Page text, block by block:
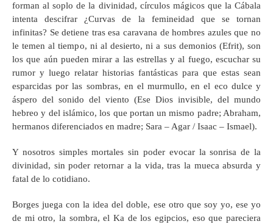
forman al soplo de la divinidad, círculos mágicos que la Cábala
intenta descifrar ¿Curvas de la femineidad que se tornan
infinitas? Se detiene tras esa caravana de hombres azules que no
le temen al tiempo, ni al desierto, ni a sus demonios (Efrit), son
los que aún pueden mirar a las estrellas y al fuego, escuchar su
rumor y luego relatar historias fantásticas para que estas sean
esparcidas por las sombras, en el murmullo, en el eco dulce y
áspero del sonido del viento (Ese Dios invisible, del mundo
hebreo y del islámico, los que portan un mismo padre; Abraham,
hermanos diferenciados en madre; Sara – Agar / Isaac – Ismael).
Y nosotros simples mortales sin poder evocar la sonrisa de la
divinidad, sin poder retornar a la vida, tras la mueca absurda y
fatal de lo cotidiano.
Borges juega con la idea del doble, ese otro que soy yo, ese yo
de mi otro, la sombra, el Ka de los egipcios, eso que pareciera